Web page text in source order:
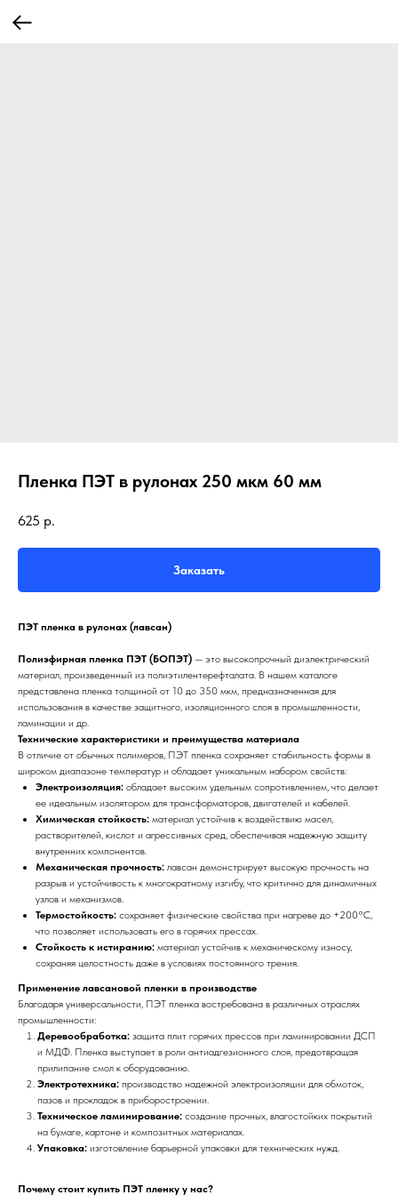
Пленка ПЭТ в рулонах 250 мкм 60 мм
625 р.
Заказать
ПЭТ пленка в рулонах (лавсан)
Полиэфирная пленка ПЭТ (БОПЭТ) — это высокопрочный диэлектрический
материал, произведенный из полиэтилентерефталата. В нашем каталоге
представлена пленка толщиной от 10 до 350 мкм, предназначенная для
использования в качестве защитного, изоляционного слоя в промышленности,
ламинации и др.
Технические характеристики и преимущества материала
В отличие от обычных полимеров, ПЭТ пленка сохраняет стабильность формы в
широком диапазоне температур и обладает уникальным набором свойств:
Электроизоляция: обладает высоким удельным сопротивлением, что делает
ее идеальным изолятором для трансформаторов, двигателей и кабелей.
Химическая стойкость: материал устойчив к воздействию масел,
растворителей, кислот и агрессивных сред, обеспечивая надежную защиту
внутренних компонентов.
Механическая прочность: лавсан демонстрирует высокую прочность на
разрыв и устойчивость к многократному изгибу, что критично для динамичных
узлов и механизмов.
Термостойкость: сохраняет физические свойства при нагреве до +200°C,
что позволяет использовать его в горячих прессах.
Стойкость к истиранию: материал устойчив к механическому износу,
сохраняя целостность даже в условиях постоянного трения.
Применение лавсановой пленки в производстве
Благодаря универсальности, ПЭТ пленка востребована в различных отраслях
промышленности:
Деревообработка: защита плит горячих прессов при ламинировании ДСП
и МДФ. Пленка выступает в роли антиадгезионного слоя, предотвращая
прилипание смол к оборудованию.
Электротехника: производство надежной электроизоляции для обмоток,
пазов и прокладок в приборостроении.
Техническое ламинирование: создание прочных, влагостойких покрытий
на бумаге, картоне и композитных материалах.
Упаковка: изготовление барьерной упаковки для технических нужд.
Почему стоит купить ПЭТ пленку у нас?